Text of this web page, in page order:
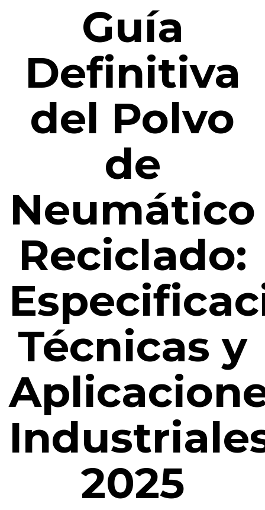
Guía
Definitiva
del Polvo
de
Neumático
Reciclado:
Técnicas y
2025